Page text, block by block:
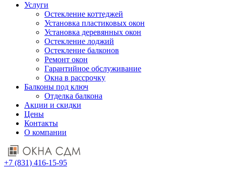
Услуги
Остекление коттеджей
Установка пластиковых окон
Установка деревянных окон
Остекление лоджий
Остекление балконов
Ремонт окон
Гарантийное обслуживание
Окна в рассрочку
Балконы под ключ
Отделка балкона
Акции и скидки
Цены
Контакты
О компании
+7 (831) 416-15-95